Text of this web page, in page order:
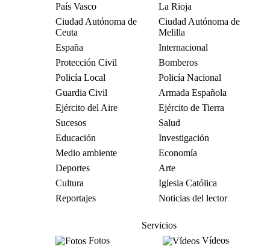
País Vasco
La Rioja
Ciudad Autónoma de
Ceuta
Ciudad Autónoma de
Melilla
España
Internacional
Protección Civil
Bomberos
Policía Local
Policía Nacional
Guardia Civil
Armada Española
Ejército del Aire
Ejército de Tierra
Sucesos
Salud
Educación
Investigación
Medio ambiente
Economía
Deportes
Arte
Cultura
Iglesia Católica
Reportajes
Noticias del lector
Servicios
Fotos
Vídeos